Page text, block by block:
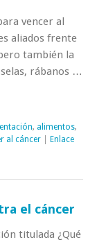
vencer al
aliados frente
también la
rábanos …
, alimentos,
al cáncer
Enlace
el cáncer
titulada ¿Qué